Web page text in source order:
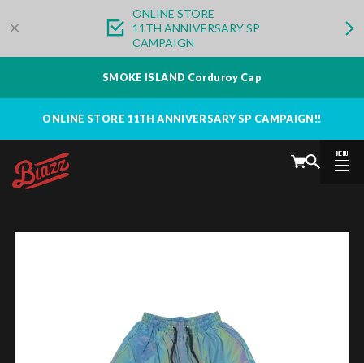
ONLINE STORE
11TH ANNIVERSARY SP
CAMPAIGN
SMOKE ISLAND Corduroy Cap
ONLINE STORE 11TH ANNIVERSARY SP CAMPAIGN!!
MENU
CLOSE